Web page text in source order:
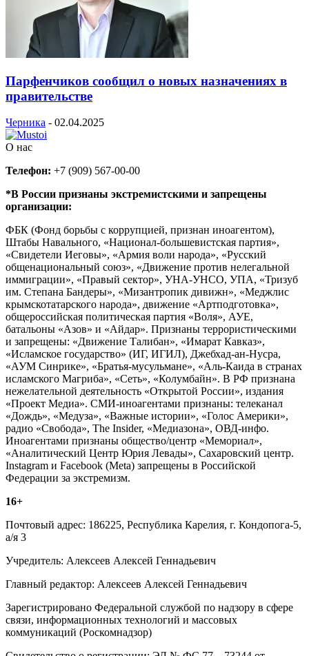
Парфенчиков сообщил о новых назначениях в
правительстве
Черника - 02.04.2025
О нас
Телефон: +7 (909) 567-00-00
*В России признаны экстремистскими и запрещены
организации:
ФБК (Фонд борьбы с коррупцией, признан иноагентом),
Штабы Навального, «Национал-большевистская партия»,
«Свидетели Иеговы», «Армия воли народа», «Русский
общенациональный союз», «Движение против нелегальной
иммиграции», «Правый сектор», УНА-УНСО, УПА, «Тризуб
им. Степана Бандеры», «Мизантропик дивижн», «Меджлис
крымскотатарского народа», движение «Артподготовка»,
общероссийская политическая партия «Воля», АУЕ,
батальоны «Азов» и «Айдар». Признаны террористическими
и запрещены: «Движение Талибан», «Имарат Кавказ»,
«Исламское государство» (ИГ, ИГИЛ), Джебхад-ан-Нусра,
«АУМ Синрике», «Братья-мусульмане», «Аль-Каида в странах
исламского Магриба», «Сеть», «Колумбайн». В РФ признана
нежелательной деятельность «Открытой России», издания
«Проект Медиа». СМИ-иноагентами признаны: телеканал
«Дождь», «Медуза», «Важные истории», «Голос Америки»,
радио «Свобода», The Insider, «Медиазона», ОВД-инфо.
Иноагентами признаны общество/центр «Мемориал»,
«Аналитический Центр Юрия Левады», Сахаровский центр.
Instagram и Facebook (Metа) запрещены в Российской
Федерации за экстремизм.
16+
Почтовый адрес: 186225, Республика Карелия, г. Кондопога-5,
а/я 3
Учредитель: Алексеев Алексей Геннадьевич
Главный редактор: Алексеев Алексей Геннадьевич
Зарегистрировано Федеральной службой по надзору в сфере
связи, информационных технологий и массовых
коммуникаций (Роскомнадзор)